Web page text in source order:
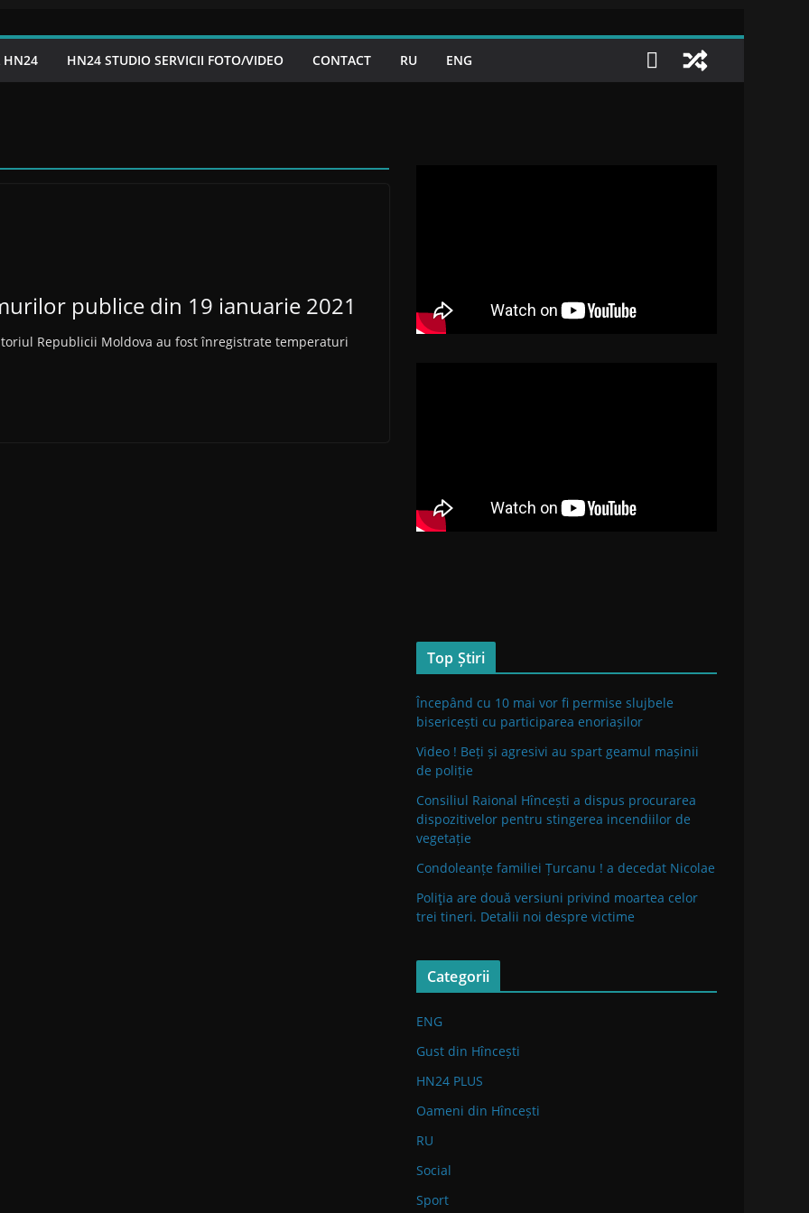
HN24 HN24 STUDIO SERVICII FOTO/VIDEO CONTACT RU ENG
publice din 19 ianuarie 2021
Republicii Moldova au fost înregistrate temperaturi
Top Știri
Începând cu 10 mai vor fi permise slujbele
bisericești cu participarea enoriașilor
Video ! Beți și agresivi au spart geamul mașinii
de poliție
Consiliul Raional Hîncești a dispus procurarea
dispozitivelor pentru stingerea incendiilor de
vegetație
Condoleanțe familiei Țurcanu ! a decedat Nicolae
Poliţia are două versiuni privind moartea celor
trei tineri. Detalii noi despre victime
Categorii
ENG
Gust din Hîncești
HN24 PLUS
Oameni din Hîncești
RU
Social
Sport